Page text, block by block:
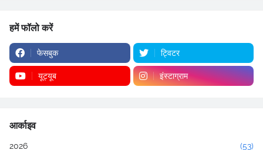
हमें फॉलो करें
फेसबुक ट्विटर
यूट्यूब इंस्टाग्राम
आर्काइव
2026 (53)